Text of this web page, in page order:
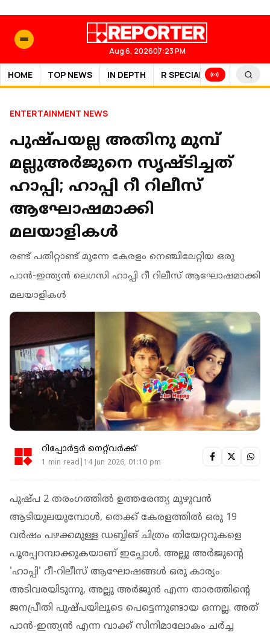
Aug 6, 202607:23 PM
HOME TOP NEWS IN DEPTH R SPECIAL SPORTS
ENTERTAINMENT NEWS
പുഷ്പയല്ല അതിനു മുമ്പ്
മല്ലുഅര്‍ജുനെ സൃഷ്ടിച്ചത്
ഹാപ്പി; ഹാപ്പി റീ റിലീസ്
ആഘോഷമാക്കി
മലയാളികള്‍
രണ്ട് പതിറ്റാണ്ട് മുന്നേ കേരളം നെഞ്ചിലേറ്റിയ ഒരു
പാന്‍-ഇന്ത്യന്‍ ലെഗസി ഹാപ്പി റീ റിലീസ് ആഘോഷമാക്കി
മലയാളികള്‍
റിപ്പോർട്ടർ നെറ്റ്‌വര്‍ക്ക്‌
1 min read|14 Jun 2026, 01:10 pm
പുഷ്പ 2 തരംഗത്തില്‍ ഉത്തരേന്ത്യ മുഴുവന്‍
ആടിയുലയുമ്പോള്‍, തെക്ക് കേരളത്തില്‍ ഒരു 19
വര്‍ഷം പഴക്കമുള്ള ഡബ്ബിങ് ചിത്രം തിയേറ്ററുകളെ
പൂരപ്പറമ്പാക്കുകയാണ് ഇപ്പോള്‍. അല്ലു അര്‍ജുന്റെ
'ഹാപ്പി' റീ-റിലീസ് ആഘോഷങ്ങള്‍ ഒരു കാര്യം
അടിവരയിടുന്നു, അല്ലു അര്‍ജുന്‍ എന്ന താരത്തിന്റെ
ജനപ്രീതി പുഷ്പയിലൂടെ പെട്ടെന്നുണ്ടായ ഒന്നല്ല. അത്
പാന്‍-ഇന്ത്യന്‍ എന്ന വാക്ക് സിനിമാലോകം ചര്‍ച്ച